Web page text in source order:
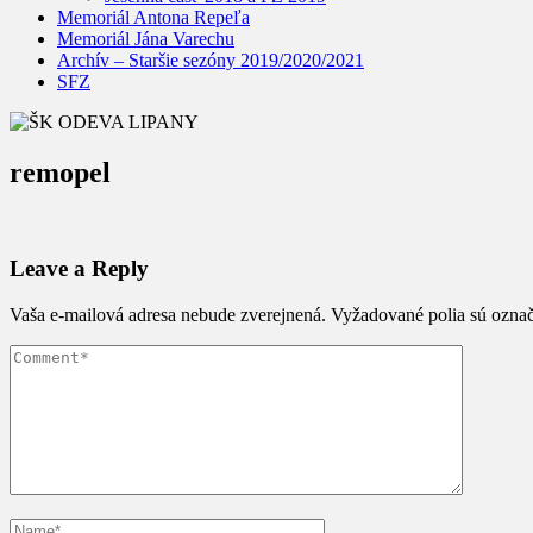
Memoriál Antona Repeľa
Memoriál Jána Varechu
Archív – Staršie sezóny 2019/2020/2021
SFZ
remopel
Leave a Reply
Vaša e-mailová adresa nebude zverejnená. Vyžadované polia sú